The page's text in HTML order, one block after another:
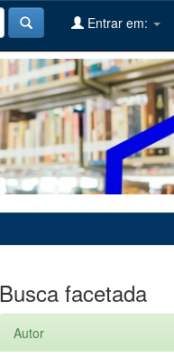
Entrar em:
Busca facetada
Autor